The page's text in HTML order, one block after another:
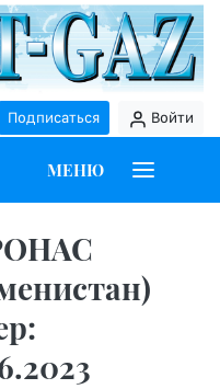
Подписаться Войти
МЕНЮ